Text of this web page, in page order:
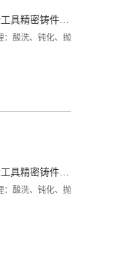
具精密铸件生产
：酸洗、钝化、抛
具精密铸件生产
：酸洗、钝化、抛